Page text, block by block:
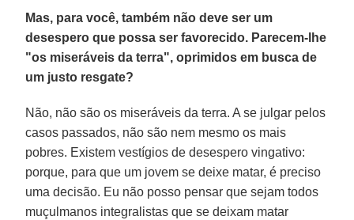
Mas, para você, também não deve ser um
desespero que possa ser favorecido. Parecem-lhe
"os miseráveis da terra", oprimidos em busca de
um justo resgate?
Não, não são os miseráveis da terra. A se julgar pelos
casos passados, não são nem mesmo os mais
pobres. Existem vestígios de desespero vingativo:
porque, para que um jovem se deixe matar, é preciso
uma decisão. Eu não posso pensar que sejam todos
muçulmanos integralistas que se deixam matar